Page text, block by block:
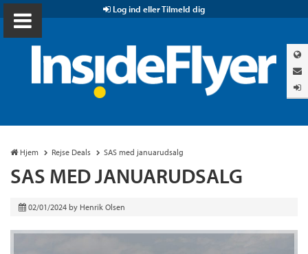
Log ind eller Tilmeld dig
Hjem Rejse Deals SAS med januarudsalg
SAS MED JANUARUDSALG
02/01/2024 by Henrik Olsen